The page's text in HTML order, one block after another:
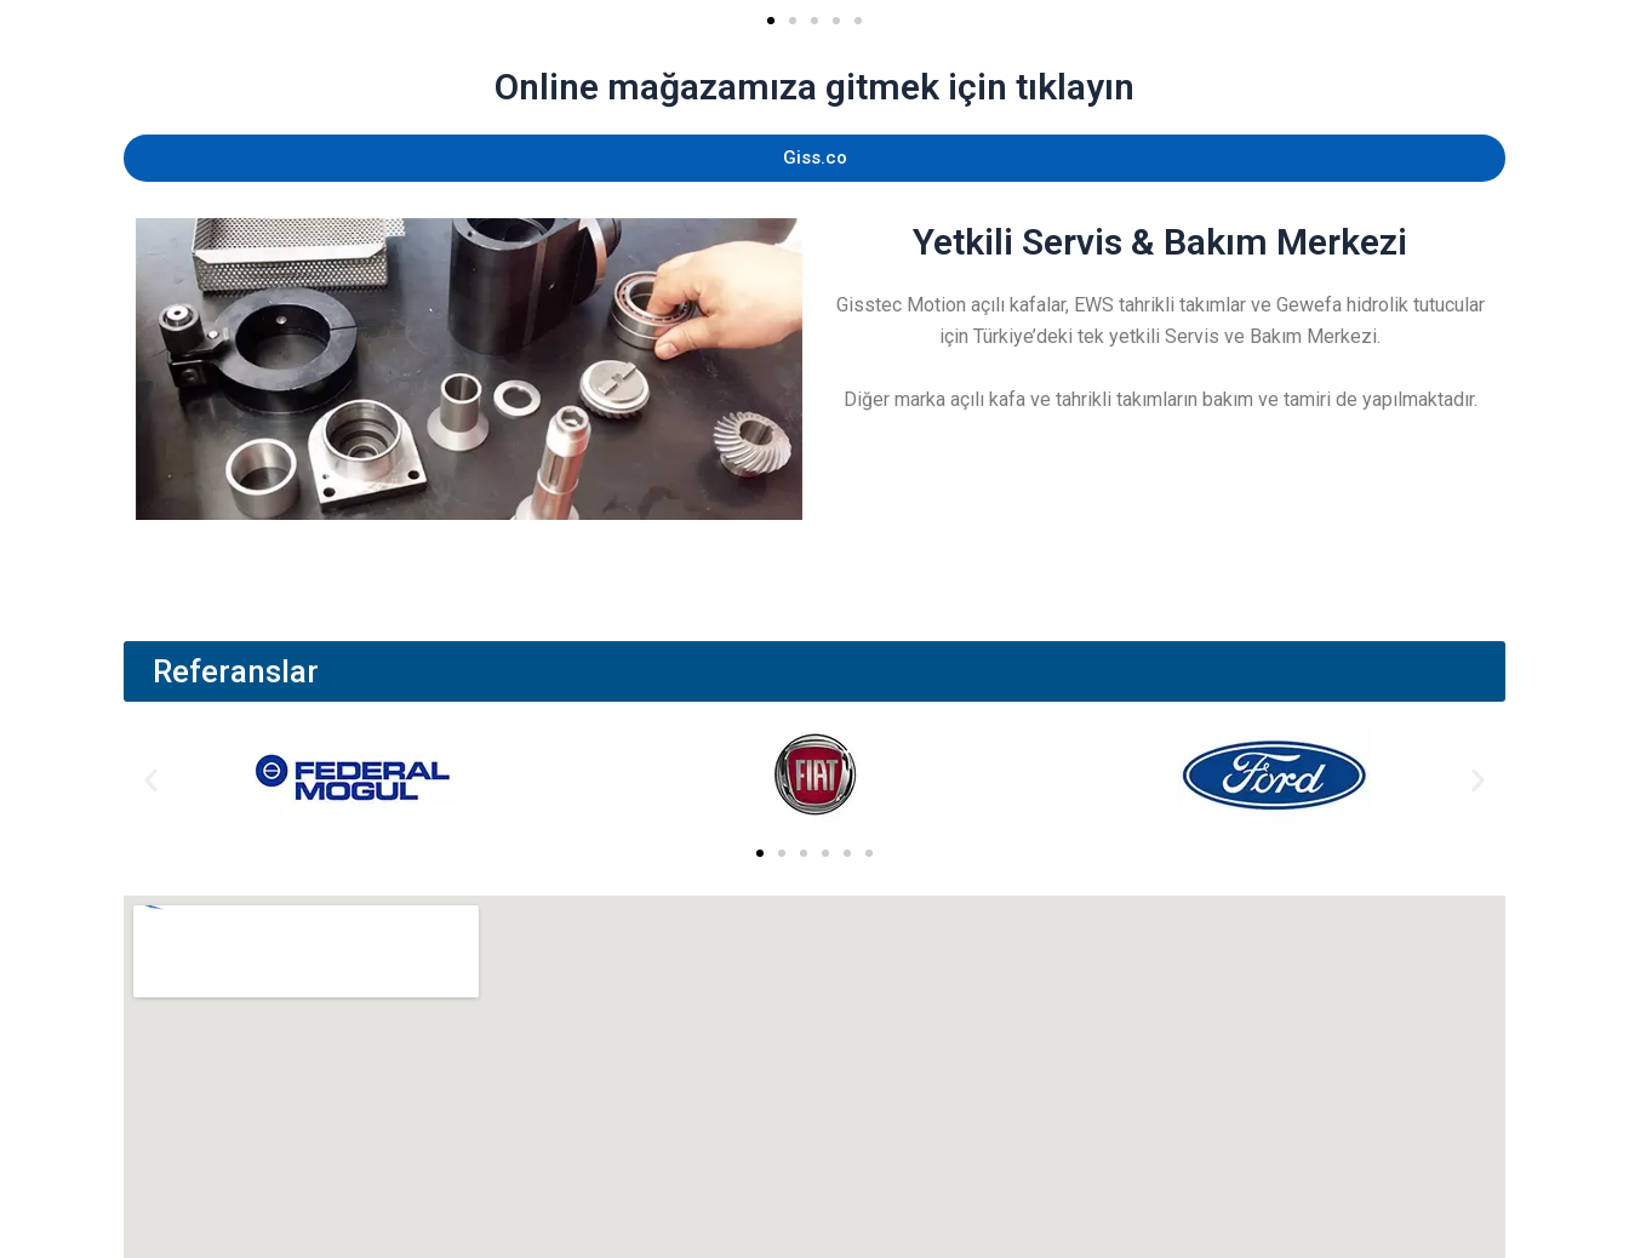
Online mağazamıza gitmek için tıklayın
Giss.co
Yetkili Servis & Bakım Merkezi
Gisstec Motion açılı kafalar, EWS tahrikli takımlar ve Gewefa hidrolik tutucular
için Türkiye’deki tek yetkili Servis ve Bakım Merkezi.
Diğer marka açılı kafa ve tahrikli takımların bakım ve tamiri de yapılmaktadır.
Referanslar